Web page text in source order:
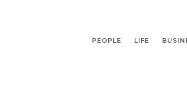
PEOPLE LIFE